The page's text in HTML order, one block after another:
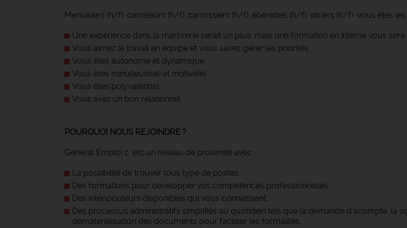
Menuisiers (h/f), carreleurs (h/f), carrossiers (h/f), ébénistes (h/f), vitriers (h/f) vous êtes les
Une expérience dans la marbrerie serait un plus, mais une formation en interne vous
Vous aimez le travail en équipe et vous savez gérer les priorités.
Vous êtes autonome et dynamique.
Vous êtes minutieux(se) et motivé(e).
Vous êtes polyvalent(e).
Vous avez un bon relationnel.
POURQUOI NOUS REJOINDRE ?
Général Emploi c 'est un réseau de proximité avec :
La possibilité de trouver tous type de postes.
Des formations pour développer vos compétences professionnelles.
Des interlocuteurs disponibles qui vous connaissent.
Des processus administratifs simplifiés au quotidien tels que la demande d'acompte, la
dématérialisation des documents pour faciliter les formalités.